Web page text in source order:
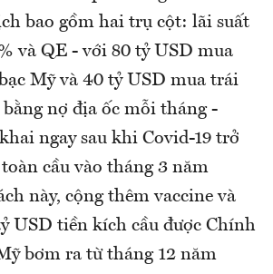
bao gồm hai trụ cột: lãi suất
và QE - với 80 tỷ USD mua
Mỹ và 40 tỷ USD mua trái
nợ địa ốc mỗi tháng -
ngay sau khi Covid-19 trở
cầu vào tháng 3 năm
này, cộng thêm vaccine và
USD tiền kích cầu được Chính
bơm ra từ tháng 12 năm